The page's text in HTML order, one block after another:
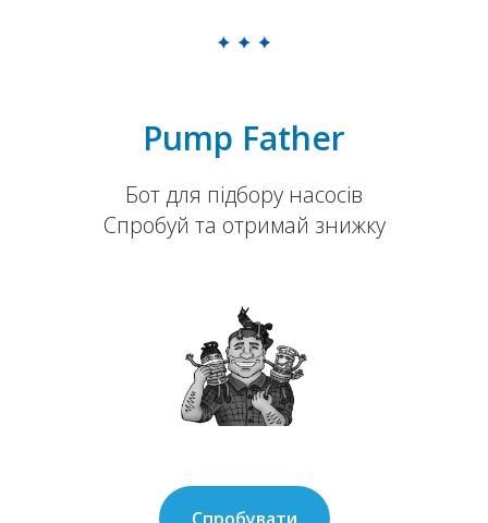
Pump Father
Бот для підбору насосів
Спробуй та отримай знижку